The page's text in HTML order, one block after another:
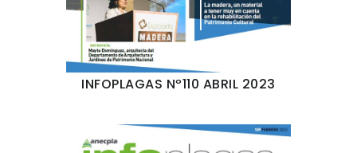
INFOPLAGAS Nº110 ABRIL 2023